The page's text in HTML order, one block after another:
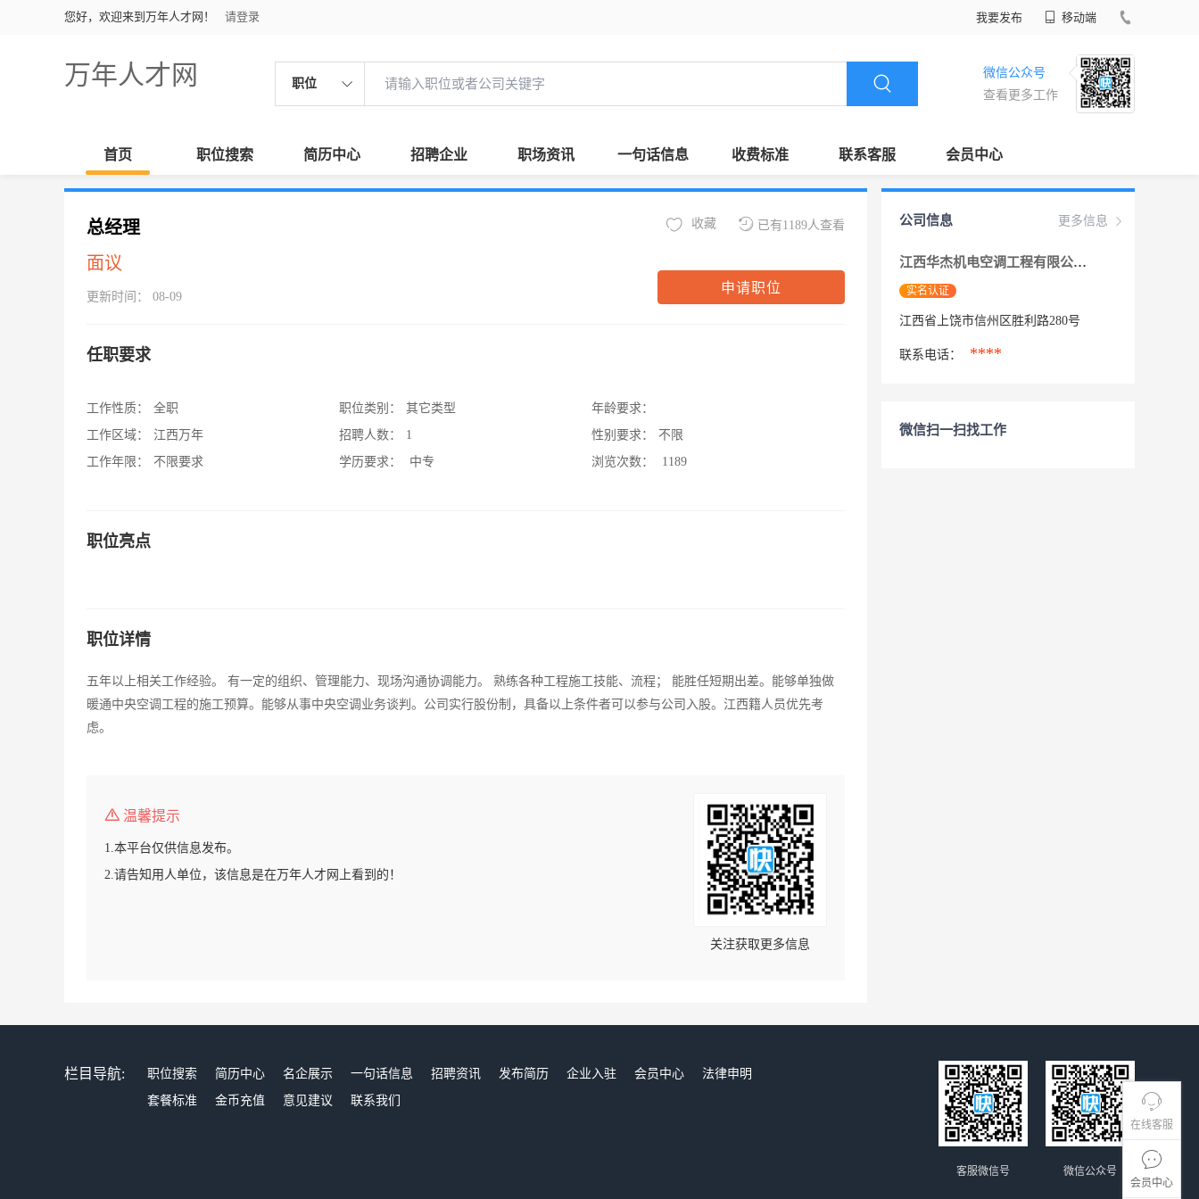
您好，欢迎来到万年人才网！ 请登录 我要发布 移动端
万年人才网 职位
微信公众号
查看更多工作
首页 职位搜索 简历中心 招聘企业 职场资讯 一句话信息 收费标准 联系客服 会员中心
在线客服
会员中心
总经理
面议
更新时间： 08-09
已有1189人查看
收藏
申请职位
任职要求
工作性质：
全职
工作区域：
江西万年
工作年限：
不限要求
职位类别：
其它类型
招聘人数：
1
学历要求：
中专
年龄要求：
性别要求：
不限
浏览次数：
1189
职位亮点
职位详情
五年以上相关工作经验。 有一定的组织、管理能力、现场沟通协调能力。 熟练各种工程施工技能、流程； 能胜任短期出差。能够单独做
暖通中央空调工程的施工预算。能够从事中央空调业务谈判。公司实行股份制，具备以上条件者可以参与公司入股。江西籍人员优先考
虑。
温馨提示
1.本平台仅供信息发布。
2.请告知用人单位，该信息是在万年人才网上看到的！
关注获取更多信息
更多信息
公司信息
江西华杰机电空调工程有限公司
实名认证
江西省上饶市信州区胜利路280号
联系电话： ****
微信扫一扫找工作
栏目导航: 职位搜索 简历中心 名企展示 一句话信息 招聘资讯 发布简历 企业入驻 会员中心
法律申明
套餐标准
金币充值 意见建议 联系我们
微信公众号
客服微信号